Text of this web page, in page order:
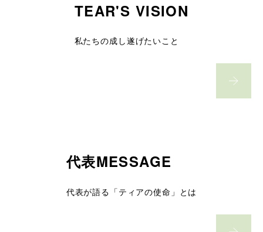
TEAR'S VISION
私たちの成し遂げたいこと
代表MESSAGE
代表が語る「ティアの使命」とは